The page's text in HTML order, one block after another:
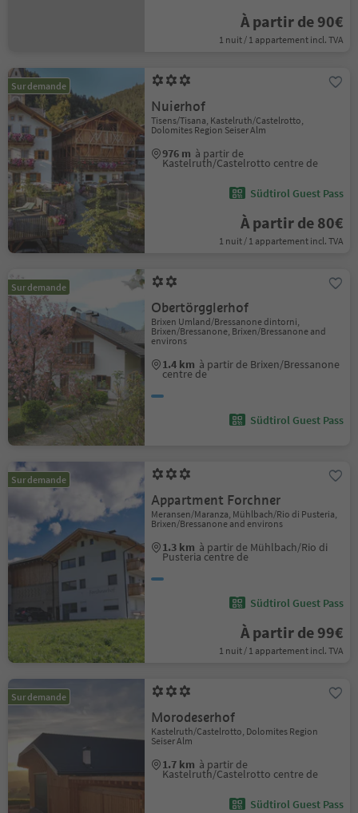
À partir de 90€
1 nuit / 1 appartement incl. TVA
Sur demande
Nuierhof
Tisens/Tisana, Kastelruth/Castelrotto,
Dolomites Region Seiser Alm
976 m à partir de
Kastelruth/Castelrotto centre de
Südtirol Guest Pass
À partir de 80€
1 nuit / 1 appartement incl. TVA
Sur demande
Obertörgglerhof
Brixen Umland/Bressanone dintorni,
Brixen/Bressanone, Brixen/Bressanone and
environs
1.4 km à partir de Brixen/Bressanone
centre de
Südtirol Guest Pass
Sur demande
Appartment Forchner
Meransen/Maranza, Mühlbach/Rio di Pusteria,
Brixen/Bressanone and environs
1.3 km à partir de Mühlbach/Rio di
Pusteria centre de
Südtirol Guest Pass
À partir de 99€
1 nuit / 1 appartement incl. TVA
Sur demande
Morodeserhof
Kastelruth/Castelrotto, Dolomites Region
Seiser Alm
1.7 km à partir de
Kastelruth/Castelrotto centre de
Südtirol Guest Pass